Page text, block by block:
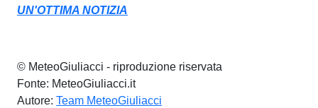
UN'OTTIMA NOTIZIA
© MeteoGiuliacci - riproduzione riservata
Fonte: MeteoGiuliacci.it
Autore: Team MeteoGiuliacci